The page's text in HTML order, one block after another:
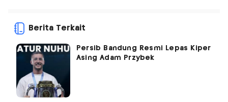
Berita Terkait
Persib Bandung Resmi Lepas Kiper
Asing Adam Przybek